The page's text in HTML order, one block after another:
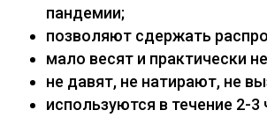
пандемии;
позволяют сдержать
мало весят и практически
не давят, не натирают, не
используются в течение 2-